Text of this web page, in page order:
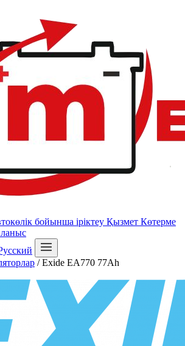
бойынша іріктеу Қызмет Көтерме
/ Exide EA770 77Ah